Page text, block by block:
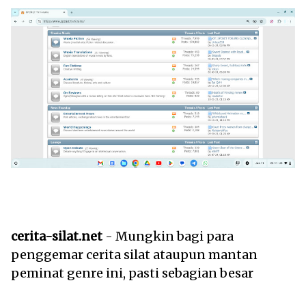
cerita-silat.net - Mungkin bagi para
penggemar cerita silat ataupun mantan
peminat genre ini, pasti sebagian besar